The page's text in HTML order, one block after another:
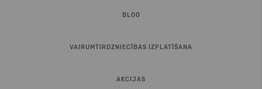
BLOG
VAIRUMTIRDZNIECĪBAS IZPLATĪŠANA
AKCIJAS